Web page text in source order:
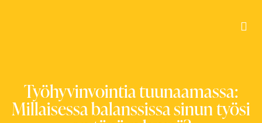
Työhyvinvointia tuunaamassa:
Millaisessa balanssissa sinun työsi